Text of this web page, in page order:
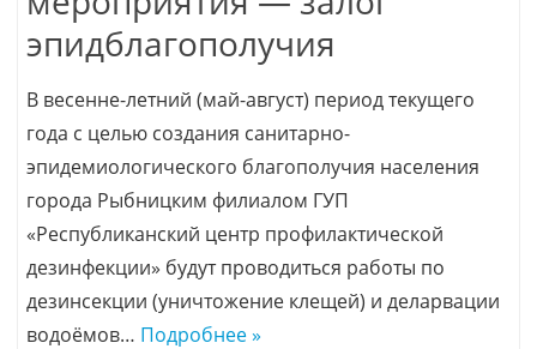
эпидблагополучия
В весенне-летний (май-август) период текущего
года с целью создания санитарно-
эпидемиологического благополучия населения
города Рыбницким филиалом ГУП
«Республиканский центр профилактической
дезинфекции» будут проводиться работы по
дезинсекции (уничтожение клещей) и деларвации
водоёмов… Подробнее »